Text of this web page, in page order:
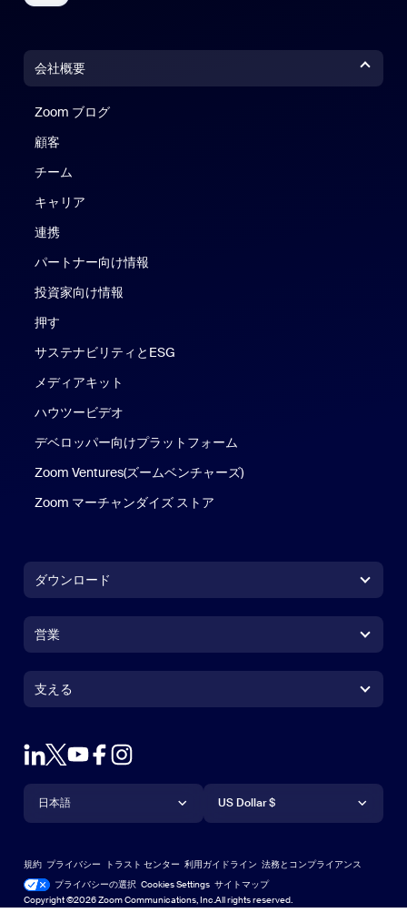
会社概要
Zoom ブログ
顧客
チーム
キャリア
連携
パートナー向け情報
投資家向け情報
押す
サステナビリティとESG
メディアキット
ハウツービデオ
デベロッパー向けプラットフォーム
Zoom Ventures(ズームベンチャーズ)
Zoom マーチャンダイズ ストア
ダウンロード
Zoom Rooms アプリZoom Rooms アプリ
Zoom Rooms コントローラ
Outlook プラグイン
Androidアプリ
営業
営業担当にお問い合わせ
デモを申し込む
ウェビナーとイベント
Zoom Experience CenterZoom Experience Center
支える
支える
アカウント
サポートセンター
ラーニングセンター
テクニカルコンテンツライブラリテクニカルコンテンツライブラ
フィードバック
言語
日本語
English
Español
通貨
US Dollar $
Copyright ©2026 Zoom Communications, Inc.All rights reserved.
規約 プライバシー トラスト センター 利用ガイドライン 法務とコンプライアンス
プライバシーの選択 Cookies Settings サイトマップ
サイトマップ